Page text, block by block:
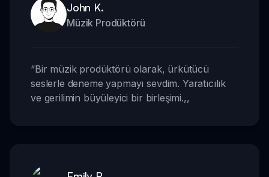
John K.
Müzik Prodüktörü
“Bir müzik prodüktörü olarak, ürkütücü
seslerle deneme yapmayı sevdim. Yaratıcılık
ve gerilimin büyüleyici bir birleşimi.,,